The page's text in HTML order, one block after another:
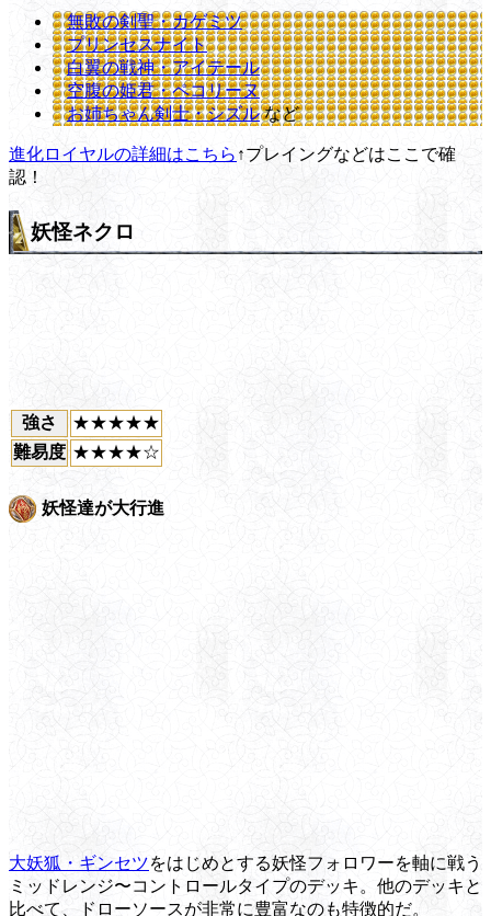
無敗の剣聖・カゲミツ
プリンセスナイト
白翼の戦神・アイテール
空腹の姫君・ペコリーヌ
お姉ちゃん剣士・シズルなど
進化ロイヤルの詳細はこちら ↑プレイングなどはここで確
認！
妖怪ネクロ
強さ
★★★★★
難易度 ★★★★☆
妖怪達が大行進
大妖狐・ギンセツをはじめとする妖怪フォロワーを軸に戦う
ミッドレンジ〜コントロールタイプのデッキ。他のデッキと
比べて、ドローソースが非常に豊富なのも特徴的だ。